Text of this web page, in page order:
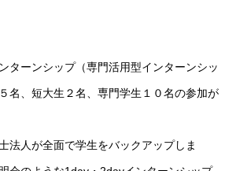
ターンシップ（専門活用型インターンシッ
名、短大生２名、専門学生１０名の参加が
法人が全面で学生をバックアップしま